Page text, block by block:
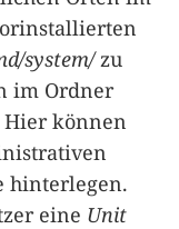
system/zu
im Ordner
können
hinterlegen.
eine Unit